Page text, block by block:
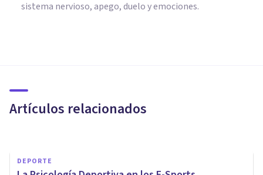
sistema nervioso, apego, duelo y emociones.
Artículos relacionados
espirituales
DEPORTE